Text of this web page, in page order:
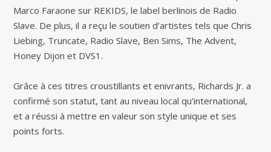
Marco Faraone sur REKIDS, le label berlinois de Radio
Slave. De plus, il a reçu le soutien d’artistes tels que Chris
Liebing, Truncate, Radio Slave, Ben Sims, The Advent,
Honey Dijon et DVS1.
Grâce à ces titres croustillants et enivrants, Richards Jr. a
confirmé son statut, tant au niveau local qu’international,
et a réussi à mettre en valeur son style unique et ses
points forts.